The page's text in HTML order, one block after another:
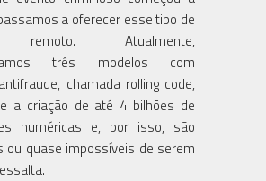
a oferecer esse tipo de
remoto. Atualmente,
três modelos com
chamada rolling code,
a criação de até 4 bilhões de
numéricas e, por isso, são
ou quase impossíveis de serem